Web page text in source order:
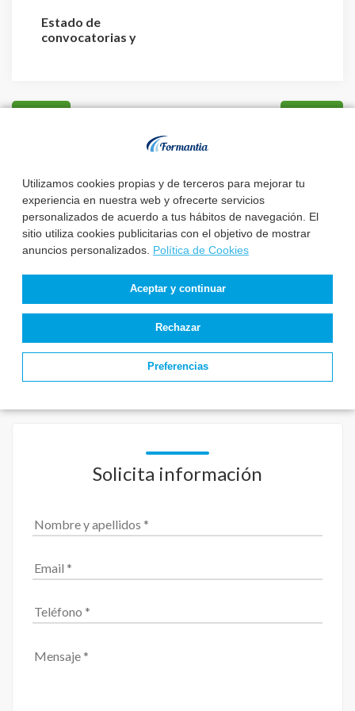
Utilizamos cookies propias y de terceros para mejorar tu
experiencia en nuestra web y ofrecerte servicios
personalizados de acuerdo a tus hábitos de navegación. El
sitio utiliza cookies publicitarias con el objetivo de mostrar
anuncios personalizados. Política de Cookies
Aceptar y continuar
Rechazar
Preferencias
Estado de
convocatorias y
Solicita información